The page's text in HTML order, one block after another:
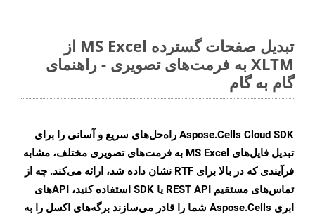
تبدیل صفحات گسترده MS Excel از
XLTM به فرمت‌های تصویری - راهنمای
گام به گام
Aspose.Cells Cloud SDK راه‌حل‌های سریع و آسانی را برای
تبدیل فایل‌های MS Excel به فرمت‌های تصویری مختلف، مشابه
فرآیندی که در بالا برای RTF نشان داده شد، ارائه می‌کند. چه از
تماس‌های مستقیم REST API یا SDK استفاده کنید، APIهای
ابری Aspose.Cells شما را قادر می‌سازند برگه‌های اکسل را به